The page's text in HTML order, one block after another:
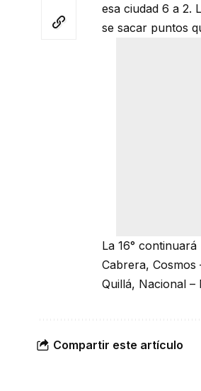
esa ciudad 6 a 2.
se sacar puntos
La 16°
Cabrera,
Quillá, Nacional –
Compartir este artículo